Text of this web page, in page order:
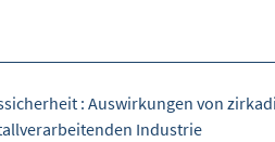
: Auswirkungen von
Industrie